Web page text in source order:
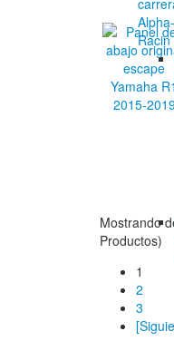
Alpha-
Racin
Mostrando
Productos)
1
2
3